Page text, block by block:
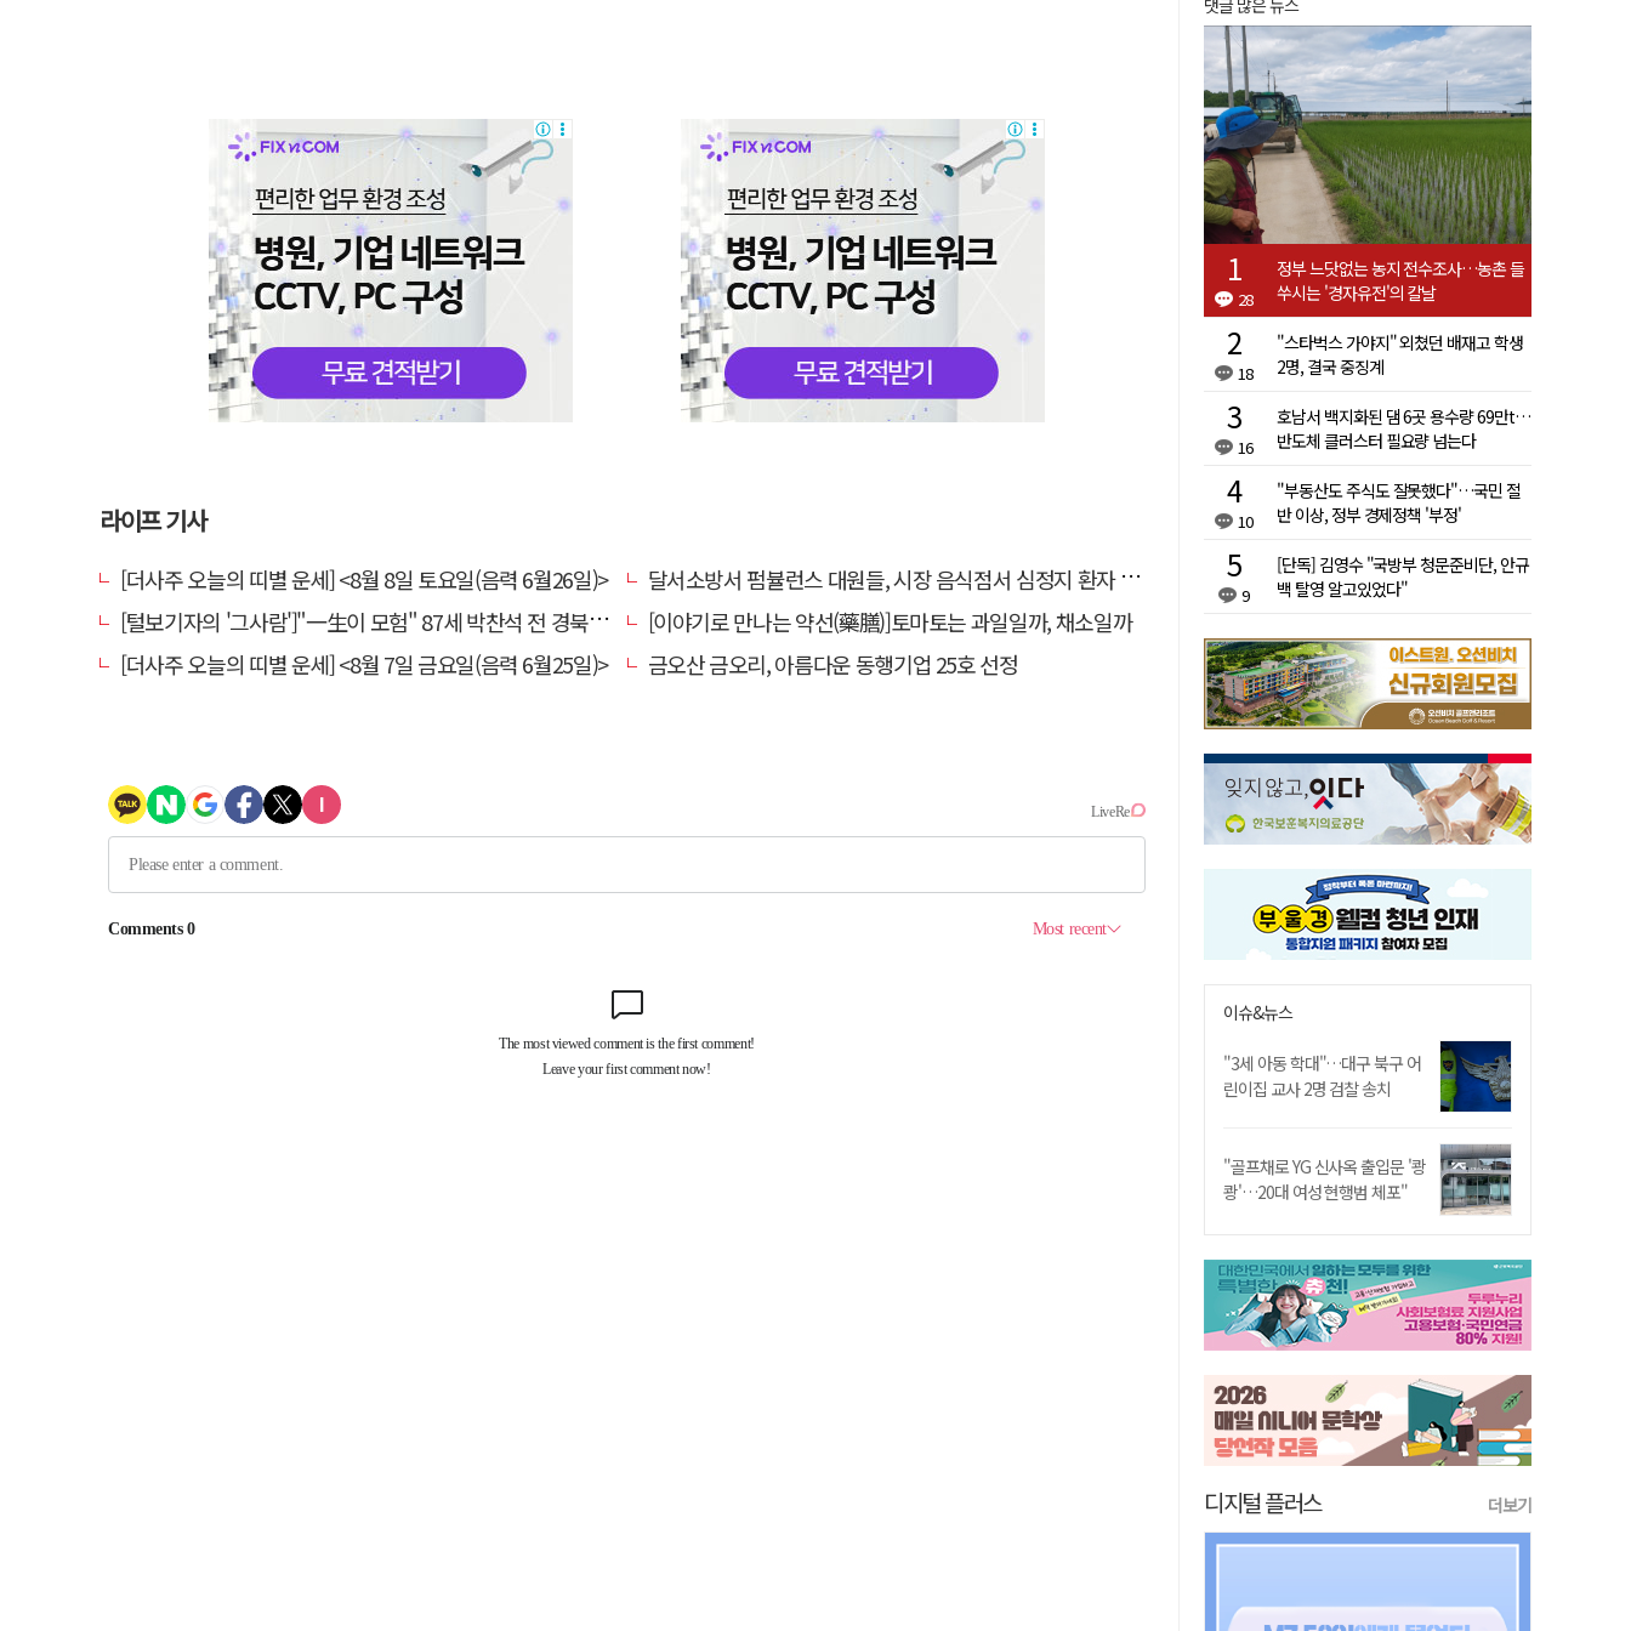
라이프 기사
[더사주 오늘의 띠별 운세] <8월 8일 토요일(음력 6월26일)>
달서소방서 펌뷸런스 대원들, 시장 음식점서 심정지 환자 생명 살려
[털보기자의 '그사람']"一生이 모험" 87세 박찬석 전 경북대 총장
[이야기로 만나는 약선(藥膳)]토마토는 과일일까, 채소일까
[더사주 오늘의 띠별 운세] <8월 7일 금요일(음력 6월25일)>
금오산 금오리, 아름다운 동행기업 25호 선정
댓글 많은 뉴스
28
정부 느닷없는 농지 전수조사…농촌 들
쑤시는 '경자유전'의 칼날
18
"스타벅스 가야지" 외쳤던 배재고 학생
2명, 결국 중징계
16
호남서 백지화된 댐 6곳 용수량 69만t…
반도체 클러스터 필요량 넘는다
10
"부동산도 주식도 잘못했다"…국민 절
반 이상, 정부 경제정책 '부정'
9
[단독] 김영수 "국방부 청문준비단, 안규
백 탈영 알고있었다"
이슈&뉴스
"3세 아동 학대"…대구 북구 어
린이집 교사 2명 검찰 송치
"골프채로 YG 신사옥 출입문 '쾅
쾅'…20대 여성 현행범 체포"
디지털 플러스 더보기